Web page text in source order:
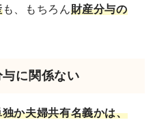
も、もちろん財産分与の
に関係ない
か夫婦共有名義かは、